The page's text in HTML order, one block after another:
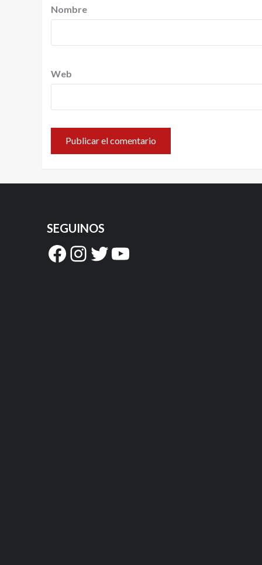
Nombre
Web
SEGUINOS
Facebook
Instagram
Twitter
YouTube